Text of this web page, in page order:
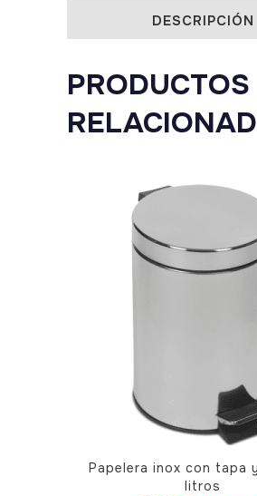
DESCRIPCIÓN
PRODUCTOS
Papelera inox con tapa
litros